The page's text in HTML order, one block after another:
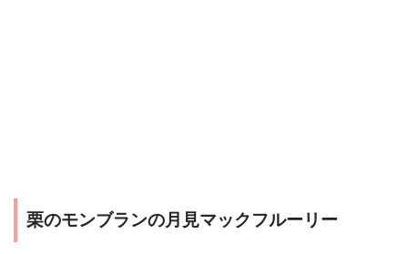
栗のモンブランの月見マックフルーリー